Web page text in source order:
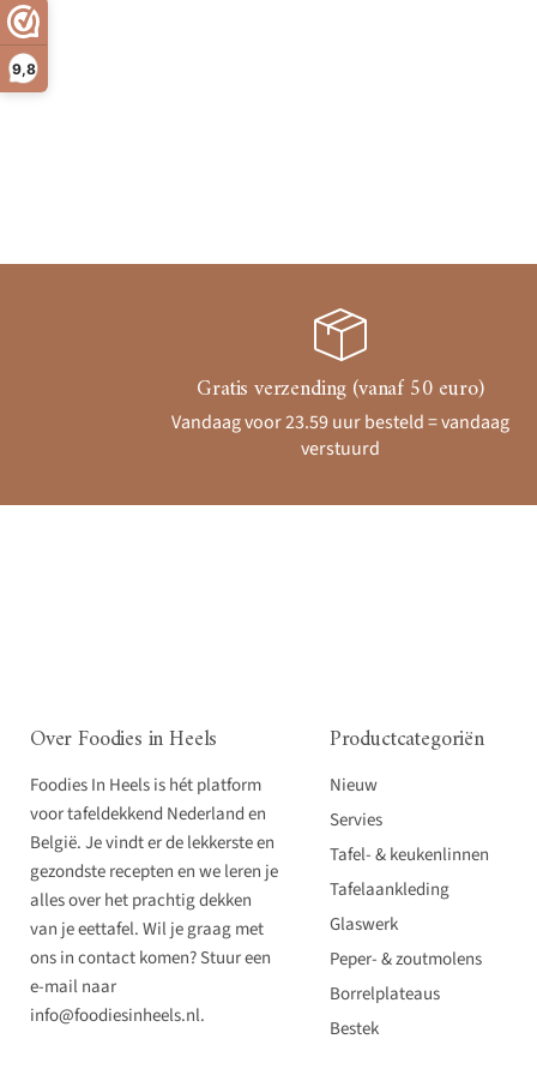
9,8
Gratis verzending (vanaf 50 euro)
Vandaag voor 23.59 uur besteld = vandaag
verstuurd
Over Foodies in Heels
Foodies In Heels is hét platform
voor tafeldekkend Nederland en
België. Je vindt er de lekkerste en
gezondste recepten en we leren je
alles over het prachtig dekken
van je eettafel. Wil je graag met
ons in contact komen? Stuur een
e-mail naar
info@foodiesinheels.nl.
Productcategoriën
Nieuw
Servies
Tafel- & keukenlinnen
Tafelaankleding
Glaswerk
Peper- & zoutmolens
Borrelplateaus
Bestek